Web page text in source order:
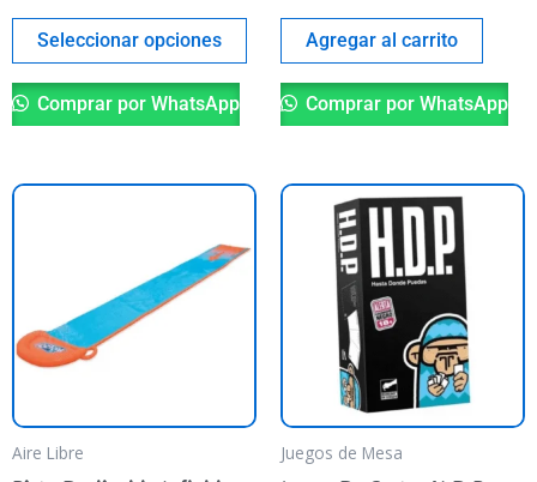
Seleccionar opciones
producto
Comprar por WhatsApp
Agregar al carrito
Comprar por WhatsApp
Aire Libre Juegos de Mesa